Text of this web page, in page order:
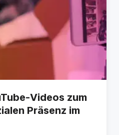
Videos zum
Präsenz im